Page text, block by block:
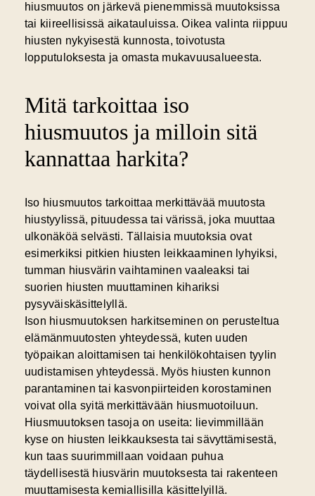
hiusmuutos on järkevä pienemmissä muutoksissa
tai kiireellisissä aikatauluissa. Oikea valinta riippuu
hiusten nykyisestä kunnosta, toivotusta
lopputuloksesta ja omasta mukavuusalueesta.
Mitä tarkoittaa iso
hiusmuutos ja milloin sitä
kannattaa harkita?
Iso hiusmuutos tarkoittaa merkittävää muutosta
hiustyylissä, pituudessa tai värissä, joka muuttaa
ulkonäköä selvästi. Tällaisia muutoksia ovat
esimerkiksi pitkien hiusten leikkaaminen lyhyiksi,
tumman hiusvärin vaihtaminen vaaleaksi tai
suorien hiusten muuttaminen kihariksi
pysyväiskäsittelyllä.
Ison hiusmuutoksen harkitseminen on perusteltua
elämänmuutosten yhteydessä, kuten uuden
työpaikan aloittamisen tai henkilökohtaisen tyylin
uudistamisen yhteydessä. Myös hiusten kunnon
parantaminen tai kasvonpiirteiden korostaminen
voivat olla syitä merkittävään hiusmuotoiluun.
Hiusmuutoksen tasoja on useita: lievimmillään
kyse on hiusten leikkauksesta tai sävyttämisestä,
kun taas suurimmillaan voidaan puhua
täydellisestä hiusvärin muutoksesta tai rakenteen
muuttamisesta kemiallisilla käsittelyillä.